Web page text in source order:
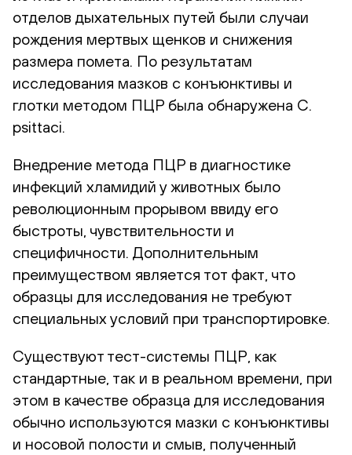
отделов дыхательных путей были случаи
рождения мертвых щенков и снижения
размера помета. По результатам
исследования мазков с конъюнктивы и
глотки методом ПЦР была обнаружена C.
psittaci.
Внедрение метода ПЦР в диагностике
инфекций хламидий у животных было
революционным прорывом ввиду его
быстроты, чувствительности и
специфичности. Дополнительным
преимуществом является тот факт, что
образцы для исследования не требуют
специальных условий при транспортировке.
Существуют тест-системы ПЦР, как
стандартные, так и в реальном времени, при
этом в качестве образца для исследования
обычно используются мазки с конъюнктивы
и носовой полости и смыв, полученный